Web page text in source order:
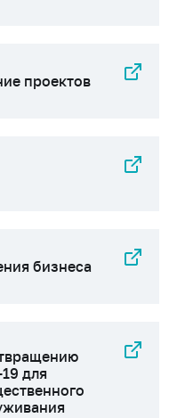
проектов
бизнеса
для